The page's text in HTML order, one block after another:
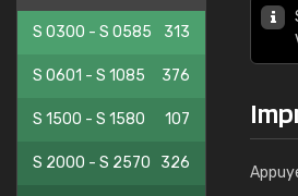
S 0300 - S 0585 313
S 0601 - S 1085 376
S 1500 - S 1580 107
S 2000 - S 2570 326